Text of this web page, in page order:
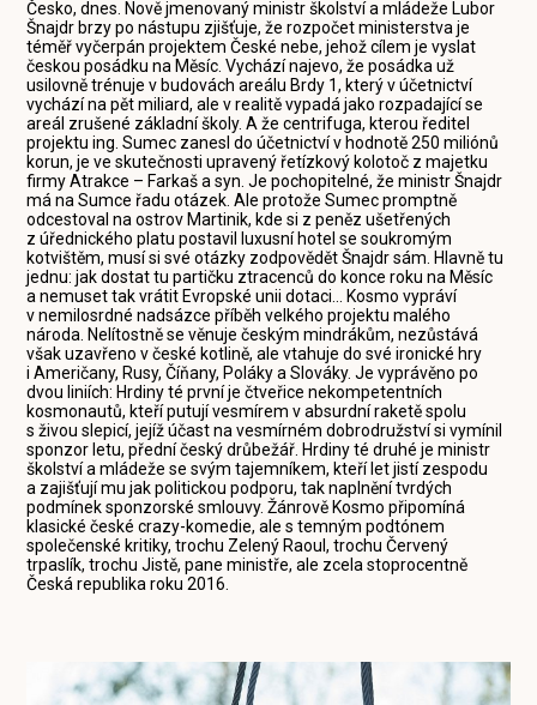
Česko, dnes. Nově jmenovaný ministr školství a mládeže Lubor
Šnajdr brzy po nástupu zjišťuje, že rozpočet ministerstva je
téměř vyčerpán projektem České nebe, jehož cílem je vyslat
českou posádku na Měsíc. Vychází najevo, že posádka už
usilovně trénuje v budovách areálu Brdy 1, který v účetnictví
vychází na pět miliard, ale v realitě vypadá jako rozpadající se
areál zrušené základní školy. A že centrifuga, kterou ředitel
projektu ing. Sumec zanesl do účetnictví v hodnotě 250 miliónů
korun, je ve skutečnosti upravený řetízkový kolotoč z majetku
firmy Atrakce – Farkaš a syn. Je pochopitelné, že ministr Šnajdr
má na Sumce řadu otázek. Ale protože Sumec promptně
odcestoval na ostrov Martinik, kde si z peněz ušetřených
z úřednického platu postavil luxusní hotel se soukromým
kotvištěm, musí si své otázky zodpovědět Šnajdr sám. Hlavně tu
jednu: jak dostat tu partičku ztracenců do konce roku na Měsíc
a nemuset tak vrátit Evropské unii dotaci... Kosmo vypráví
v nemilosrdné nadsázce příběh velkého projektu malého
národa. Nelítostně se věnuje českým mindrákům, nezůstává
však uzavřeno v české kotlině, ale vtahuje do své ironické hry
i Američany, Rusy, Číňany, Poláky a Slováky. Je vyprávěno po
dvou liniích: Hrdiny té první je čtveřice nekompetentních
kosmonautů, kteří putují vesmírem v absurdní raketě spolu
s živou slepicí, jejíž účast na vesmírném dobrodružství si vymínil
sponzor letu, přední český drůbežář. Hrdiny té druhé je ministr
školství a mládeže se svým tajemníkem, kteří let jistí zespodu
a zajišťují mu jak politickou podporu, tak naplnění tvrdých
podmínek sponzorské smlouvy. Žánrově Kosmo připomíná
klasické české crazy-komedie, ale s temným podtónem
společenské kritiky, trochu Zelený Raoul, trochu Červený
trpaslík, trochu Jistě, pane ministře, ale zcela stoprocentně
Česká republika roku 2016.